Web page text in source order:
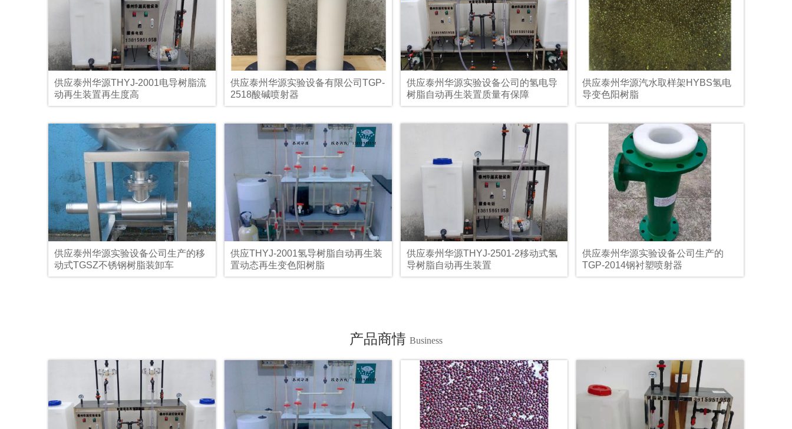
供应泰州华源THYJ-2001电导树脂流
动再生装置再生度高
供应泰州华源实验设备有限公司TGP-
2518酸碱喷射器
供应泰州华源实验设备公司的氢电导
树脂自动再生装置质量有保障
供应泰州华源汽水取样架HYBS氢电
导变色阳树脂
供应泰州华源实验设备公司生产的移
动式TGSZ不锈钢树脂装卸车
供应THYJ-2001氢导树脂自动再生装
置动态再生变色阳树脂
供应泰州华源THYJ-2501-2移动式氢
导树脂自动再生装置
供应泰州华源实验设备公司生产的
TGP-2014钢衬塑喷射器
产品商情 Business